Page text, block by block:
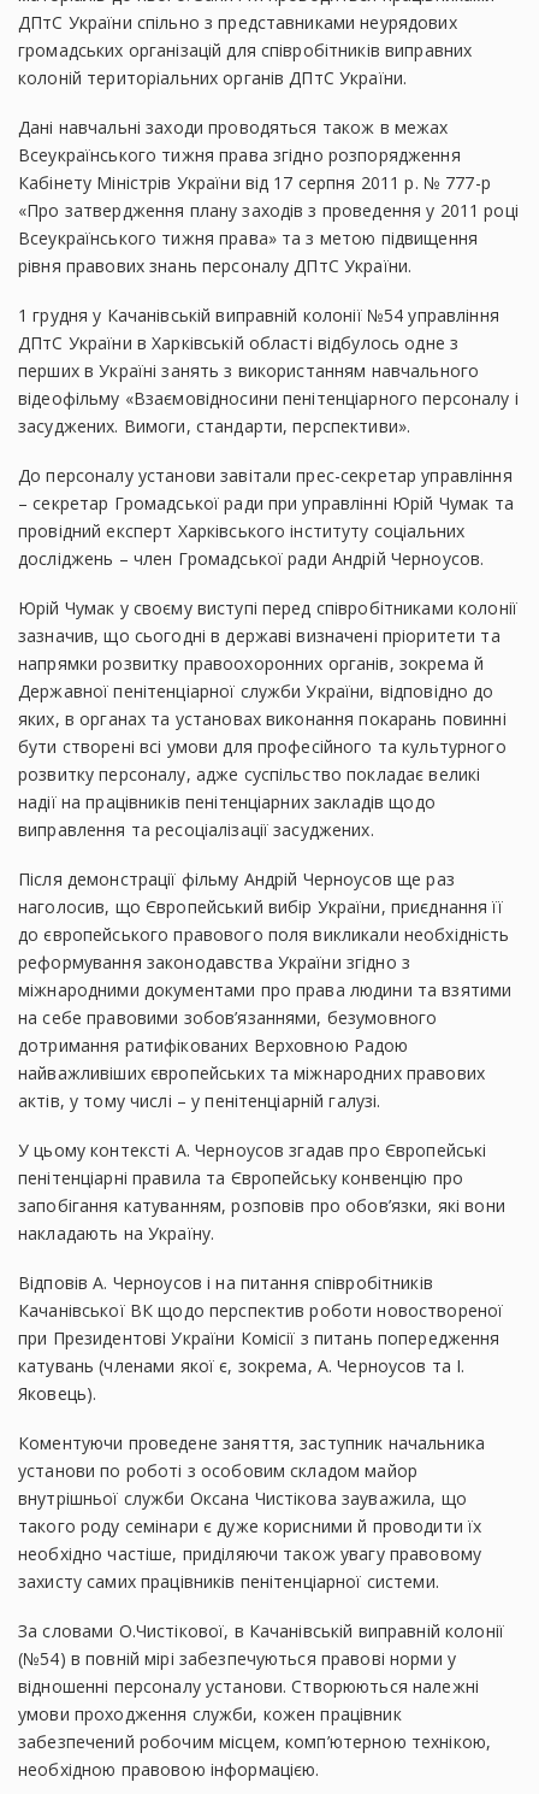
ДПтС України спільно з представниками неурядових
громадських організацій для співробітників виправних
колоній територіальних органів ДПтС України.
Дані навчальні заходи проводяться також в межах
Всеукраїнського тижня права згідно розпорядження
Кабінету Міністрів України від 17 серпня 2011 р. № 777-р
«Про затвердження плану заходів з проведення у 2011 році
Всеукраїнського тижня права» та з метою підвищення
рівня правових знань персоналу ДПтС України.
1 грудня у Качанівській виправній колонії №54 управління
ДПтС України в Харківській області відбулось одне з
перших в Україні занять з використанням навчального
відеофільму «Взаємовідносини пенітенціарного персоналу і
засуджених. Вимоги, стандарти, перспективи».
До персоналу установи завітали прес-секретар управління
– секретар Громадської ради при управлінні Юрій Чумак та
провідний експерт Харківського інституту соціальних
досліджень – член Громадської ради Андрій Черноусов.
Юрій Чумак у своєму виступі перед співробітниками колонії
зазначив, що сьогодні в державі визначені пріоритети та
напрямки розвитку правоохоронних органів, зокрема й
Державної пенітенціарної служби України, відповідно до
яких, в органах та установах виконання покарань повинні
бути створені всі умови для професійного та культурного
розвитку персоналу, адже суспільство покладає великі
надії на працівників пенітенціарних закладів щодо
виправлення та ресоціалізації засуджених.
Після демонстрації фільму Андрій Черноусов ще раз
наголосив, що Європейський вибір України, приєднання її
до європейського правового поля викликали необхідність
реформування законодавства України згідно з
міжнародними документами про права людини та взятими
на себе правовими зобов’язаннями, безумовного
дотримання ратифікованих Верховною Радою
найважливіших європейських та міжнародних правових
актів, у тому числі – у пенітенціарній галузі.
У цьому контексті А. Черноусов згадав про Європейські
пенітенціарні правила та Європейську конвенцію про
запобігання катуванням, розповів про обов’язки, які вони
накладають на Україну.
Відповів А. Черноусов і на питання співробітників
Качанівської ВК щодо перспектив роботи новоствореної
при Президентові України Комісії з питань попередження
катувань (членами якої є, зокрема, А. Черноусов та І.
Яковець).
Коментуючи проведене заняття, заступник начальника
установи по роботі з особовим складом майор
внутрішньої служби Оксана Чистікова зауважила, що
такого роду семінари є дуже корисними й проводити їх
необхідно частіше, приділяючи також увагу правовому
захисту самих працівників пенітенціарної системи.
За словами О.Чистікової, в Качанівській виправній колонії
(№54) в повній мірі забезпечуються правові норми у
відношенні персоналу установи. Створюються належні
умови проходження служби, кожен працівник
забезпечений робочим місцем, комп’ютерною технікою,
необхідною правовою інформацією.